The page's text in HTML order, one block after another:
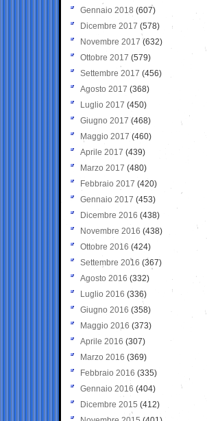
Gennaio 2018 (607)
Dicembre 2017 (578)
Novembre 2017 (632)
Ottobre 2017 (579)
Settembre 2017 (456)
Agosto 2017 (368)
Luglio 2017 (450)
Giugno 2017 (468)
Maggio 2017 (460)
Aprile 2017 (439)
Marzo 2017 (480)
Febbraio 2017 (420)
Gennaio 2017 (453)
Dicembre 2016 (438)
Novembre 2016 (438)
Ottobre 2016 (424)
Settembre 2016 (367)
Agosto 2016 (332)
Luglio 2016 (336)
Giugno 2016 (358)
Maggio 2016 (373)
Aprile 2016 (307)
Marzo 2016 (369)
Febbraio 2016 (335)
Gennaio 2016 (404)
Dicembre 2015 (412)